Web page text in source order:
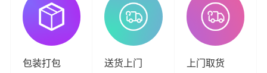
包装打包 送货上门 上门取货